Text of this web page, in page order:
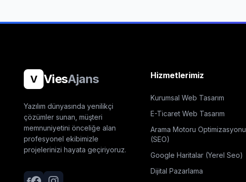
V ViesAjans
Yazılım dünyasında yenilikçi
çözümler sunan, müşteri
memnuniyetini önceliğe alan
profesyonel ekibimizle
projelerinizi hayata geçiriyoruz.
Hizmetlerimiz
Kurumsal Web Tasarım
E-Ticaret Web Tasarım
Arama Motoru Optimizasyonu
(SEO)
Google Haritalar (Yerel Seo)
Dijital Pazarlama